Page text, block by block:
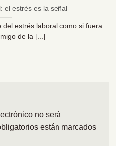
el estrés es la señal
del estrés laboral como si fuera
de la [...]
no será
están marcados